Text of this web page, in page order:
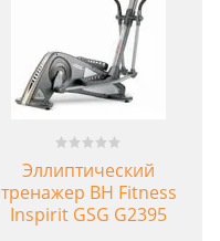
Эллиптический
тренажер BH Fitness
Inspirit GSG G2395